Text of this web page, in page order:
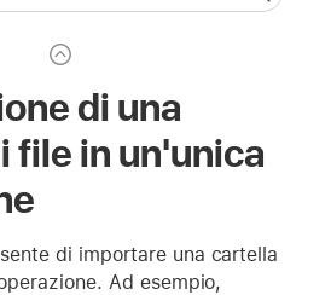
di una
file in un'unica
di importare una cartella
Ad esempio,